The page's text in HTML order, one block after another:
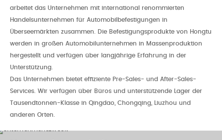
arbeitet das Unternehmen mit international renommierten
Handelsunternehmen für Automobilbefestigungen in
Überseemärkten zusammen. Die Befestigungsprodukte von Hongtu
werden in großen Automobilunternehmen in Massenproduktion
hergestellt und verfügen über langjährige Erfahrung in der
Unterstützung.
Das Unternehmen bietet effiziente Pre-Sales- und After-Sales-
Services. Wir verfügen über Büros und unterstützende Lager der
Tausendtonnen-Klasse in Qingdao, Chongqing, Liuzhou und
anderen Orten.